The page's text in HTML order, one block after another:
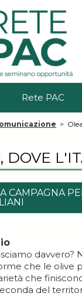
Rete PAC
>
DOVE
CAMPAGNA
davvero?
che le olive
che
del